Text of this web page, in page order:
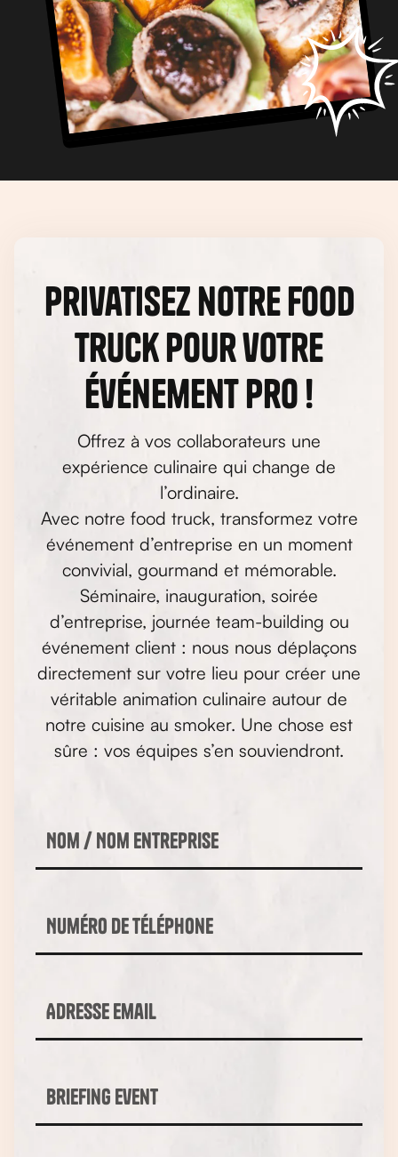
Privatisez notre food
truck pour votre
événement pro !
Offrez à vos collaborateurs une
expérience culinaire qui change de
l’ordinaire.
Avec notre food truck, transformez votre
événement d’entreprise en un moment
convivial, gourmand et mémorable.
Séminaire, inauguration, soirée
d’entreprise, journée team-building ou
événement client : nous nous déplaçons
directement sur votre lieu pour créer une
véritable animation culinaire autour de
notre cuisine au smoker. Une chose est
sûre : vos équipes s’en souviendront.